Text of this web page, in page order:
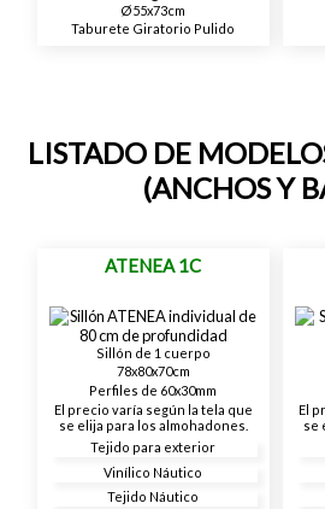
Ø55x73cm
Taburete Giratorio Pulido
LISTADO DE
(ANCHOS Y
ATENEA 1C
Sillón de 1 cuerpo
78x80x70cm
Perfiles de 60x30mm
El precio varía según la tela que
se elija para los almohadones.
Tejido para exterior
Vinílico Náutico
Tejido Náutico
El
se